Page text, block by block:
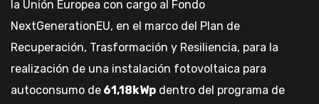
la Unión Europea con cargo al Fondo
NextGenerationEU, en el marco del Plan de
Recuperación, Trasformación y Resiliencia, para la
realización de una instalación fotovoltaica para
autoconsumo de 61,18kWp dentro del programa de